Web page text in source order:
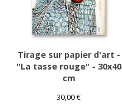
Tirage sur papier d'art -
"La tasse rouge" - 30x40
cm
30,00€